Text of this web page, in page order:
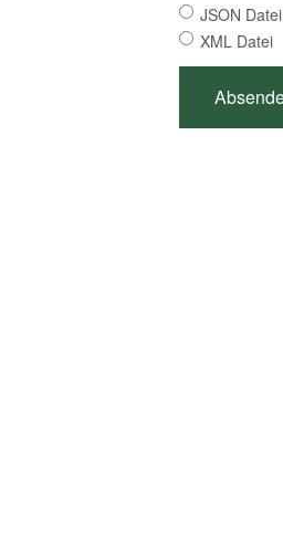
JSON Datei
XML Datei